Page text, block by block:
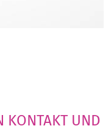
KONTAKT UND